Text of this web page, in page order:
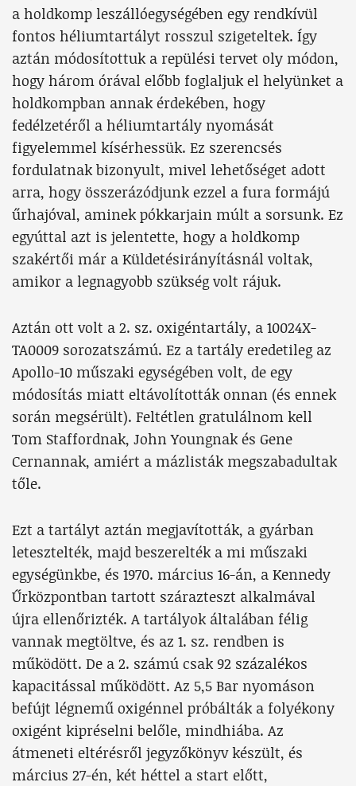
a holdkomp leszállóegységében egy rendkívül
fontos héliumtartályt rosszul szigeteltek. Így
aztán módosítottuk a repülési tervet oly módon,
hogy három órával előbb foglaljuk el helyünket a
holdkompban annak érdekében, hogy
fedélzetéről a héliumtartály nyomását
figyelemmel kísérhessük. Ez szerencsés
fordulatnak bizonyult, mivel lehetőséget adott
arra, hogy összerázódjunk ezzel a fura formájú
űrhajóval, aminek pókkarjain múlt a sorsunk. Ez
egyúttal azt is jelentette, hogy a holdkomp
szakértői már a Küldetésirányításnál voltak,
amikor a legnagyobb szükség volt rájuk.
Aztán ott volt a 2. sz. oxigéntartály, a 10024X-
TA0009 sorozatszámú. Ez a tartály eredetileg az
Apollo-10 műszaki egységében volt, de egy
módosítás miatt eltávolították onnan (és ennek
során megsérült). Feltétlen gratulálnom kell
Tom Staffordnak, John Youngnak és Gene
Cernannak, amiért a mázlisták megszabadultak
tőle.
Ezt a tartályt aztán megjavították, a gyárban
letesztelték, majd beszerelték a mi műszaki
egységünkbe, és 1970. március 16-án, a Kennedy
Űrközpontban tartott szárazteszt alkalmával
újra ellenőrizték. A tartályok általában félig
vannak megtöltve, és az 1. sz. rendben is
működött. De a 2. számú csak 92 százalékos
kapacitással működött. Az 5,5 Bar nyomáson
befújt légnemű oxigénnel próbálták a folyékony
oxigént kipréselni belőle, mindhiába. Az
átmeneti eltérésről jegyzőkönyv készült, és
március 27-én, két héttel a start előtt,